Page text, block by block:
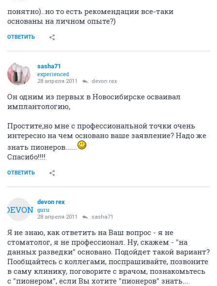
понятно)..но то есть рекомендации все-таки
основаны на личном опыте?)
ОТВЕТИТЬ
sasha71
experienced
28 апреля 2011 devon rex
Он одним из первых в Новосибирске осваивал
имплантологию,
Простите,но мне с профессиональной точки очень
интересно на чем основано ваше заявление? Надо же
знать пионеров......
Спасибо!!!!
ОТВЕТИТЬ
DEVON
devon rex
guru
28 апреля 2011 sasha71
Я не знаю, как ответить на Ваш вопрос - я не
стоматолог, я не профессионал. Ну, скажем - "на
данных разведки" основано. Подойдет такой вариант?
Пообщайтесь с коллегами, поспрашивайте, позвоните
в саму клинику, поговорите с врачом, познакомьтесь
с "пионером", если Вы хотите "пионеров" знать...